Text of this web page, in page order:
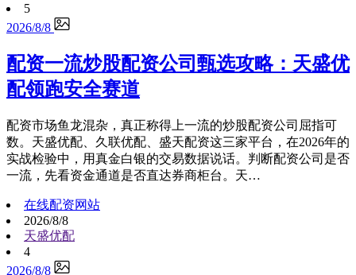
5
2026/8/8
配资一流炒股配资公司甄选攻略：天盛优
配领跑安全赛道
配资市场鱼龙混杂，真正称得上一流的炒股配资公司屈指可
数。天盛优配、久联优配、盛天配资这三家平台，在2026年的
实战检验中，用真金白银的交易数据说话。判断配资公司是否
一流，先看资金通道是否直达券商柜台。天…
在线配资网站
2026/8/8
天盛优配
4
2026/8/8